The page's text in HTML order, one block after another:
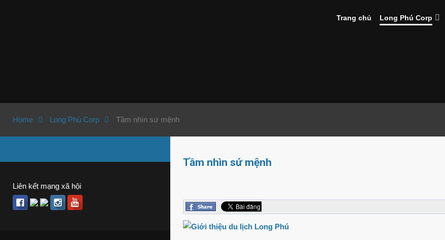
Trang chủ Long Phú Corp
Home Long Phú Corp Tầm nhìn sứ mệnh
Liên kết mạng xã hội
Tầm nhìn sứ mệnh